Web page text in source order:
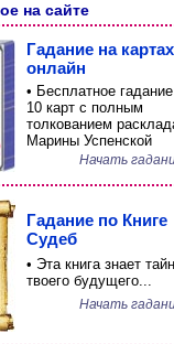
на сайте
Гадание на картах
онлайн
• Бесплатное
10 карт с полным
толкованием
Марины Успенской
Начать
Гадание по Книге
Судеб
• Эта книга знает
твоего будущего...
Начать